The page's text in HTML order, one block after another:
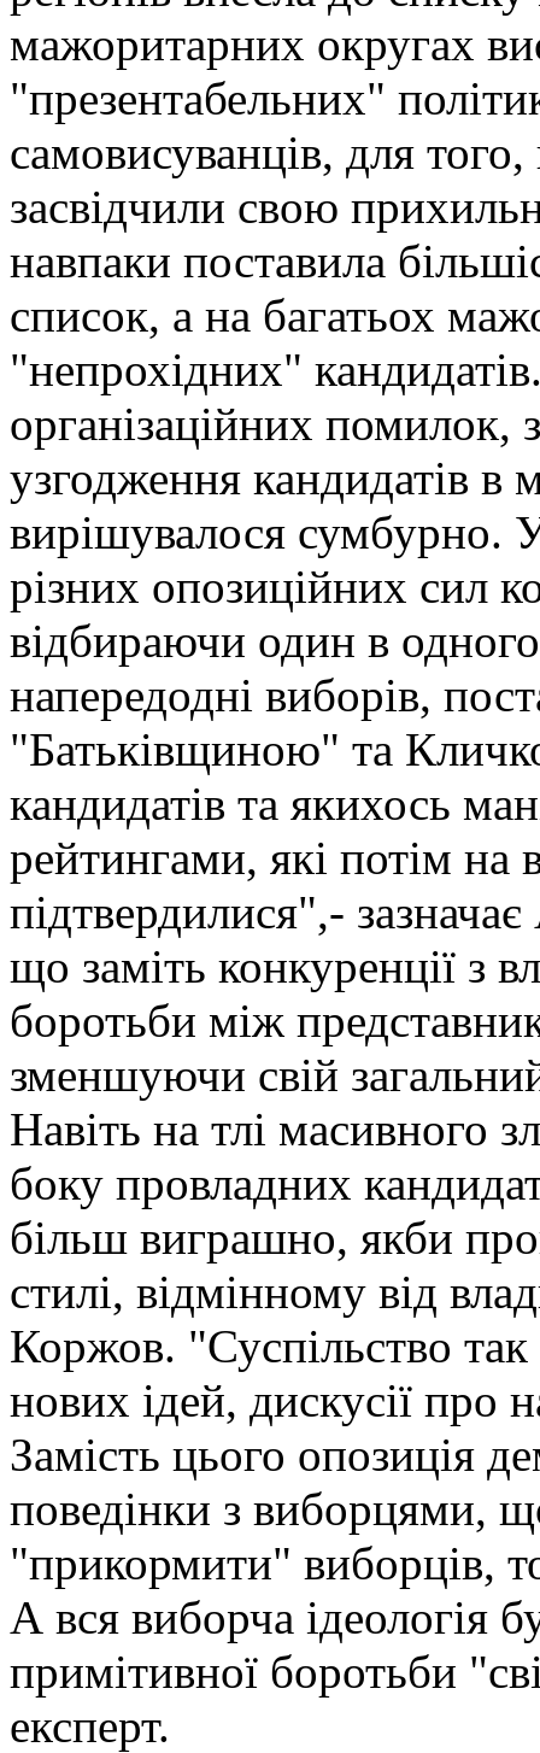
мажоритарних округах
"презентабельних"
самовисуванців, для
засвідчили свою
навпаки поставила
список, а на багатьох
"непрохідних"
організаційних помилок,
узгодження кандидатів в
вирішувалося сумбурно.
різних опозиційних сил
відбираючи один в
напередодні виборів,
"Батьківщиною" та
кандидатів та якихось
рейтингами, які потім на
підтвердилися",-
що заміть конкуренції з
боротьби між
зменшуючи свій
Навіть на тлі масивного
боку провладних
більш виграшно, якби
стилі, відмінному від
Коржов. "Суспільство так
нових ідей, дискусії про
Замість цього опозиція
поведінки з виборцями,
"прикормити" виборців,
А вся виборча ідеологія
примітивної боротьби
експерт.